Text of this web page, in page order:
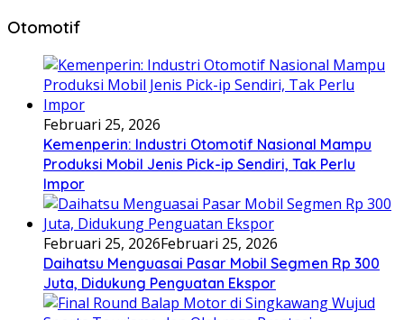
Otomotif
Februari 25, 2026
Kemenperin: Industri Otomotif Nasional Mampu
Produksi Mobil Jenis Pick-ip Sendiri, Tak Perlu
Impor
Februari 25, 2026Februari 25, 2026
Daihatsu Menguasai Pasar Mobil Segmen Rp 300
Juta, Didukung Penguatan Ekspor